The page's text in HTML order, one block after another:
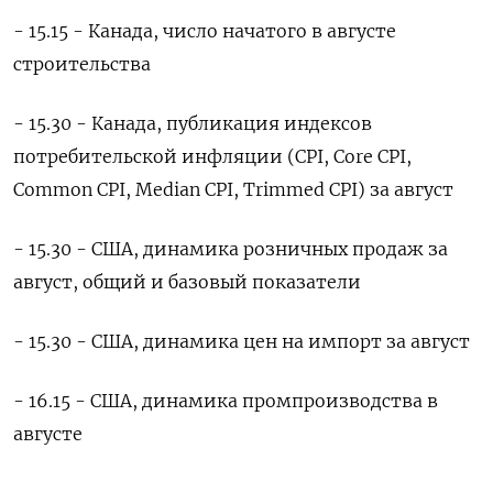
- 15.15 - Канада, число начатого в августе
строительства
- 15.30 - Канада, публикация индексов
потребительской инфляции (CPI, Core CPI,
Common CPI, Median CPI, Trimmed CPI) за август
- 15.30 - США, динамика розничных продаж за
август, общий и базовый показатели
- 15.30 - США, динамика цен на импорт за август
- 16.15 - США, динамика промпроизводства в
августе